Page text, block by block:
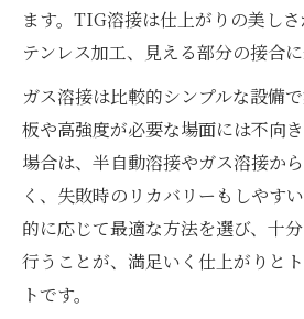
ます。TIG溶接は仕上がりの美し
テンレス加工、見える部分の接合に
ガス溶接は比較的シンプルな設備
板や高強度が必要な場面には不向
場合は、半自動溶接やガス溶接か
く、失敗時のリカバリーもしやす
的に応じて最適な方法を選び、十
行うことが、満足いく仕上がりと
トです。